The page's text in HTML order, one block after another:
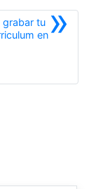
»
grabar tu
en